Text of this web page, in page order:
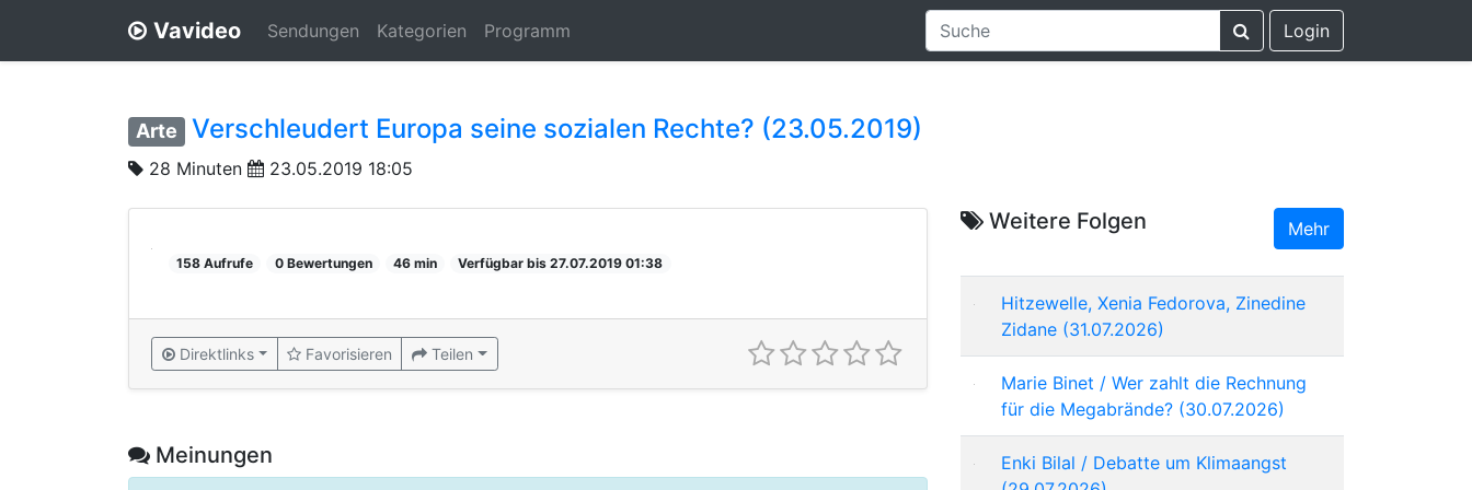
Vavideo Sendungen Kategorien Programm Login
Arte Verschleudert Europa seine sozialen Rechte? (23.05.2019)
28 Minuten 23.05.2019 18:05
158 Aufrufe 0 Bewertungen 46 min Verfügbar bis 27.07.2019 01:38
Direktlinks Favorisieren Teilen
Meinungen
Weitere Folgen Mehr
Hitzewelle, Xenia Fedorova, Zinedine
Zidane (31.07.2026)
Marie Binet / Wer zahlt die Rechnung
für die Megabrände? (30.07.2026)
Enki Bilal / Debatte um Klimaangst